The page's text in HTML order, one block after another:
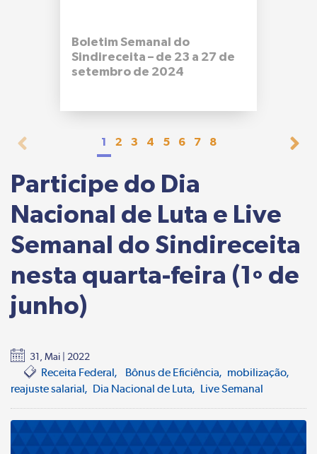
Boletim Semanal do
Sindireceita – de 23 a 27 de
setembro de 2024
1 2 3 4 5 6 7 8
Participe do Dia
Nacional de Luta e Live
Semanal do Sindireceita
nesta quarta-feira (1º de
junho)
31, Mai | 2022
Receita Federal Bônus de Eficiência mobilização
reajuste salarial Dia Nacional de Luta Live Semanal